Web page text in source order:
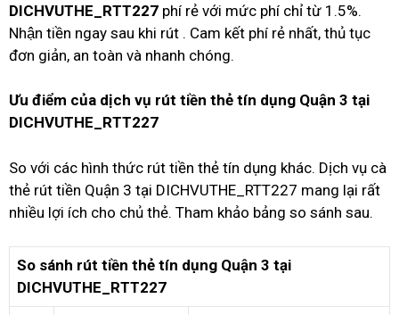
DICHVUTHE_RTT227 phí rẻ với mức phí chỉ từ 1.5%.
Nhận tiền ngay sau khi rút . Cam kết phí rẻ nhất, thủ tục
đơn giản, an toàn và nhanh chóng.
Ưu điểm của dịch vụ rút tiền thẻ tín dụng Quận 3 tại
DICHVUTHE_RTT227
So với các hình thức rút tiền thẻ tín dụng khác. Dịch vụ cà
thẻ rút tiền Quận 3 tại DICHVUTHE_RTT227 mang lại rất
nhiều lợi ích cho chủ thẻ. Tham khảo bảng so sánh sau.
So sánh rút tiền thẻ tín dụng Quận 3 tại
DICHVUTHE_RTT227